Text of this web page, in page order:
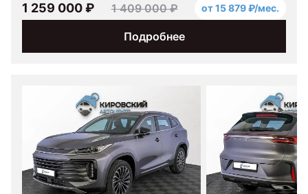
Подробнее
1 259 000 ₽ 1 409 000 ₽ от 15 879 ₽/мес.